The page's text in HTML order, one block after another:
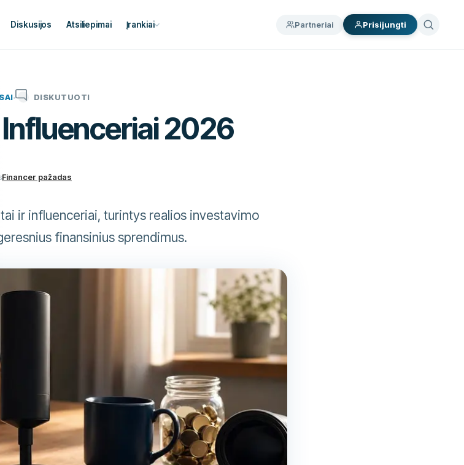
Diskusijos Atsiliepimai Įrankiai Partneriai Prisijungti
DISKUTUOTI
Influenceriai 2026
Financer pažadas
ir influenceriai, turintys realios investavimo
finansinius sprendimus.